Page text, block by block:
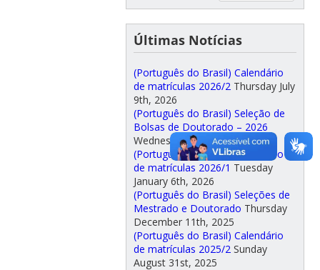
Últimas Notícias
(Português do Brasil) Calendário
de matrículas 2026/2 Thursday July
9th, 2026
(Português do Brasil) Seleção de
Bolsas de Doutorado – 2026
Wednesday March 11th, 2026
(Português do Brasil) Calendário
de matrículas 2026/1 Tuesday
January 6th, 2026
(Português do Brasil) Seleções de
Mestrado e Doutorado Thursday
December 11th, 2025
(Português do Brasil) Calendário
de matrículas 2025/2 Sunday
August 31st, 2025